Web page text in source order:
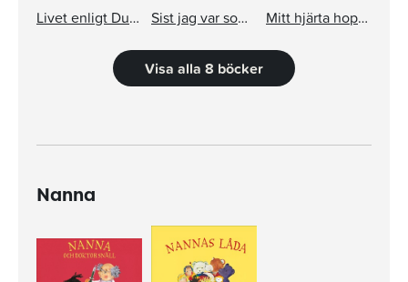
Livet enligt Dunne Sist jag var som lyckligast Mitt hjärta hoppar och skrattar
Visa alla 8 böcker
Nanna